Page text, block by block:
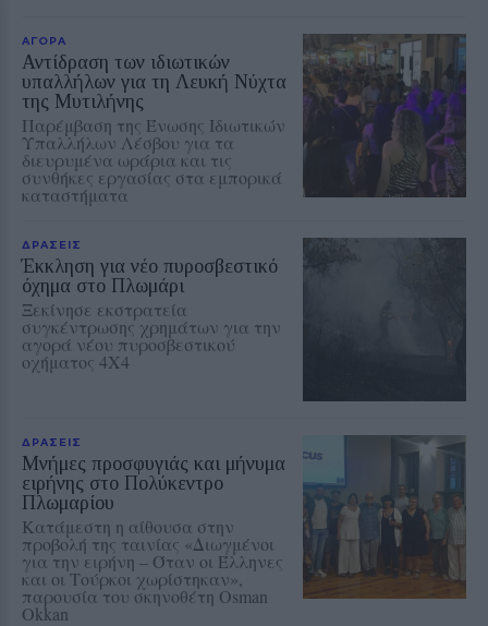
ΑΓΟΡΑ
Αντίδραση των ιδιωτικών
υπαλλήλων για τη Λευκή Νύχτα
της Μυτιλήνης
Παρέμβαση της Ένωσης Ιδιωτικών
Υπαλλήλων Λέσβου για τα
διευρυμένα ωράρια και τις
συνθήκες εργασίας στα εμπορικά
καταστήματα
ΔΡΑΣΕΙΣ
Έκκληση για νέο πυροσβεστικό
όχημα στο Πλωμάρι
Ξεκίνησε εκστρατεία
συγκέντρωσης χρημάτων για την
αγορά νέου πυροσβεστικού
οχήματος 4Χ4
ΔΡΑΣΕΙΣ
Μνήμες προσφυγιάς και μήνυμα
ειρήνης στο Πολύκεντρο
Πλωμαρίου
Κατάμεστη η αίθουσα στην
προβολή της ταινίας «Διωγμένοι
για την ειρήνη – Όταν οι Έλληνες
και οι Τούρκοι χωρίστηκαν»,
παρουσία του σκηνοθέτη Osman
Okkan